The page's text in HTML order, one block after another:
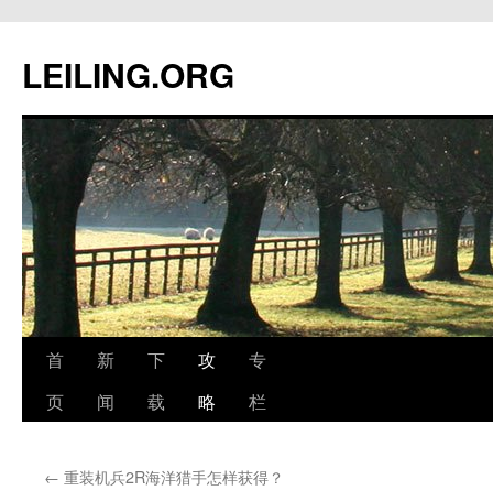
文
LEILING.ORG
首
页
新
闻
下
载
攻
略
专
栏
← 重装机兵2R海洋猎手怎样获得？